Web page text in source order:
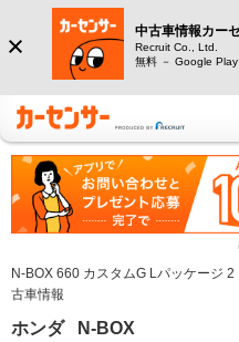
中古車情報カー
Recruit Co., Ltd.
無料 － Google Play
N-BOX 660 カスタムG Lパッケージ
古車情報
ホンダ N-BOX